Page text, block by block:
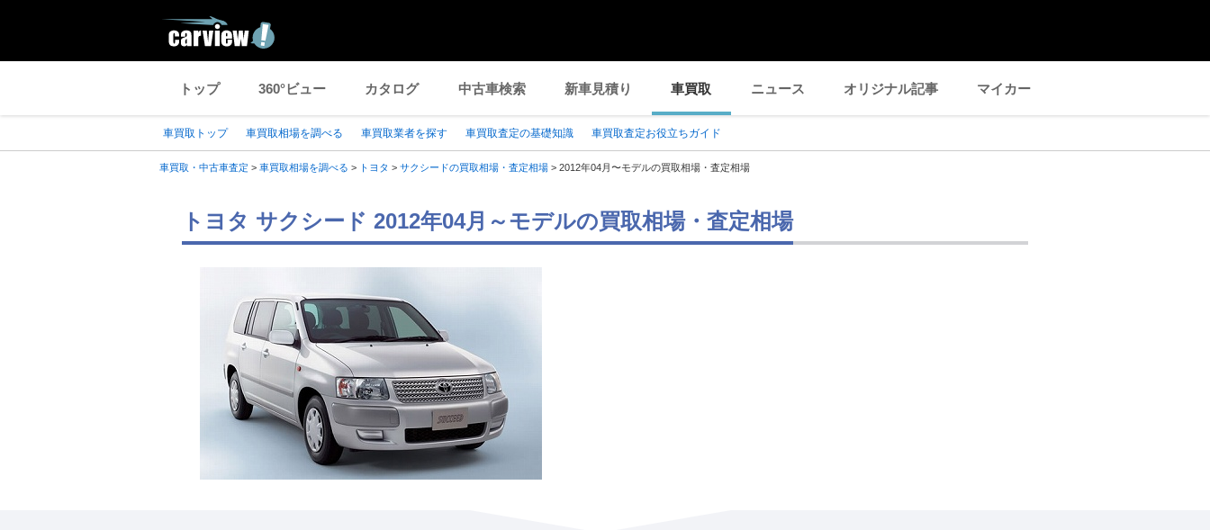
トップ 360°ビュー カタログ 中古車検索 新車見積り 車買取 ニュース オリジナル記事 マイカー
車買取トップ 車買取相場を調べる 車買取業者を探す 車買取査定の基礎知識 車買取査定お役立ちガイド
車買取・中古車査定 > 車買取相場を調べる > トヨタ > サクシードの買取相場・査定相場 > 2012年04月〜モデルの買取相場・査定相場
トヨタ サクシード 2012年04月～モデルの買取相場・査定相場